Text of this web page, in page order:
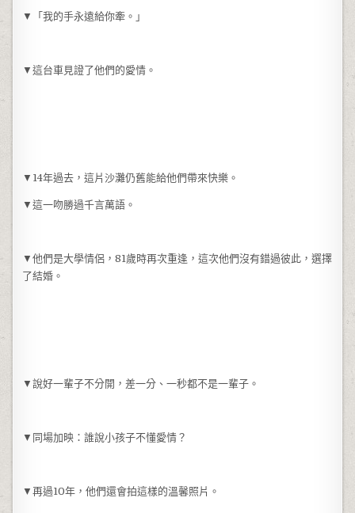
▼「我的手永遠給你牽。」
▼這台車見證了他們的愛情。
▼14年過去，這片沙灘仍舊能給他們帶來快樂。
▼這一吻勝過千言萬語。
▼他們是大學情侶，81歲時再次重逢，這次他們沒有錯過彼此，選擇
了結婚。
▼說好一輩子不分開，差一分、一秒都不是一輩子。
▼同場加映：誰說小孩子不懂愛情？
▼再過10年，他們還會拍這樣的溫馨照片。